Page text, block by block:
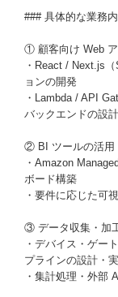
### 具体的な業務
① 顧客向け Web ア
・React / Next.js
ョンの開発
・Lambda / API
バックエンドの設
② BI ツールの活用
・Amazon
ボード構築
・要件に応じた可
③ データ収集・加
・デバイス・ゲー
プラインの設計・
・集計処理・外部